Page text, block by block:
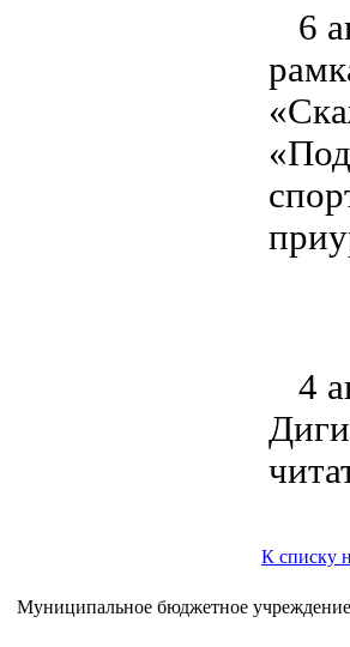
6
4
К списку
Муниципальное бюджетное учреждение